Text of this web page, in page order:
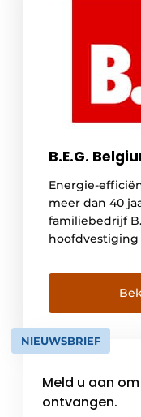
B.E.G.
Energie-
meer dan 40
familiebedrijf
hoofdvestiging
en innovatie.
tevreden
hoogste
breed
NIEUWSBRIEF
Meld u aan
ontvangen.